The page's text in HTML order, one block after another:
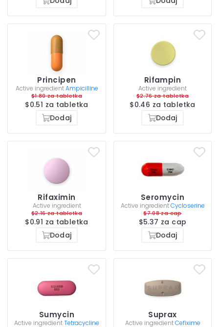
Principen
Active ingredient Ampicilline
$1.80 za tabletka
$0.51 za tabletka
Dodaj
Rifampin
Active ingredient
$2.76 za tabletka
$0.46 za tabletka
Dodaj
Rifaximin
Active ingredient
$2.16 za tabletka
$0.91 za tabletka
Dodaj
Seromycin
Active ingredient Cycloserine
$7.08 za cap
$5.37 za cap
Dodaj
Sumycin
Active ingredientTetracycline
Suprax
Active ingredient Cefixime